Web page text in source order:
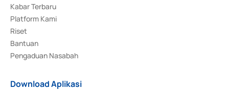
Kabar Terbaru
Platform Kami
Riset
Bantuan
Pengaduan Nasabah
Download Aplikasi